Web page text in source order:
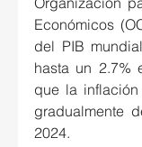
Económicos
del PIB
hasta un 2.7%
que la
gradualmente
2024.